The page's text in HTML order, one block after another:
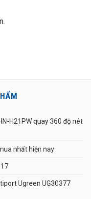
H21PW quay 360 độ nét
nhất hiện nay
Ugreen UG30377